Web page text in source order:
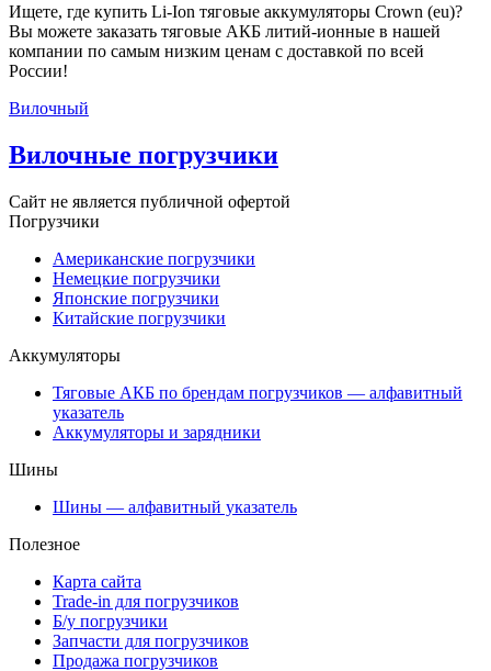
Ищете, где купить Li-Ion тяговые аккумуляторы Crown (eu)?
Вы можете заказать тяговые АКБ литий-ионные в нашей
компании по самым низким ценам с доставкой по всей
России!
Вилочный
Вилочные погрузчики
Сайт не является публичной офертой
Погрузчики
Американские погрузчики
Немецкие погрузчики
Японские погрузчики
Китайские погрузчики
Аккумуляторы
Тяговые АКБ по брендам погрузчиков — алфавитный
указатель
Аккумуляторы и зарядники
Шины
Шины — алфавитный указатель
Полезное
Карта сайта
Trade-in для погрузчиков
Б/у погрузчики
Запчасти для погрузчиков
Продажа погрузчиков